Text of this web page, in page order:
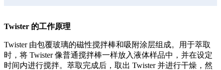
Twister 的工作原理
Twister 由包覆玻璃的磁性搅拌棒和吸附涂层组成。用于萃取
时，将 Twister 像普通搅拌棒一样放入液体样品中，并在设定
时间内进行搅拌。萃取完成后，取出 Twister 并进行干燥，然